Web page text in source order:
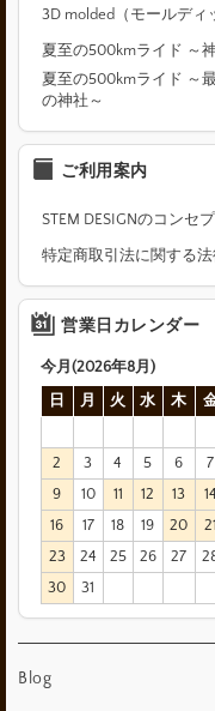
3D molded（モールディ
夏至の500kmライド ～
夏至の500kmライド ～
の神社～
ご利用案内
STEM DESIGNのコンセ
特定商取引法に関する
営業日カレンダー
今月(2026年8月)
日
月 火 水 木
2
3 4 5 6 7
9
10 11 12 13 14
16
17 18 19 20 21
23
24 25 26 27
30
31
Blog